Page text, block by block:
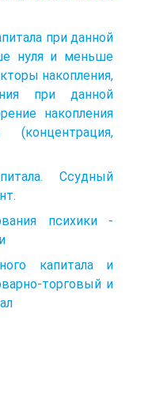
при данной
нуля и меньше
накопления,
при данной
накопления
Ссудный
психики -
капитала и
торговый и